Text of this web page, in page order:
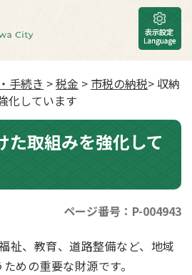
手続き >税金 > 市税の納税> 収納
化しています
た取組みを強化して
ページ番号：P-004943
祉、教育、道路整備など、地域
めの重要な財源です。